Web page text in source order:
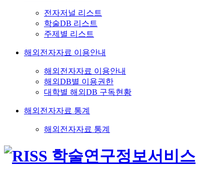
전자저널 리스트
학술DB 리스트
주제별 리스트
해외전자자료 이용안내
해외전자자료 이용안내
해외DB별 이용권한
대학별 해외DB 구독현황
해외전자자료 통계
해외전자자료 통계